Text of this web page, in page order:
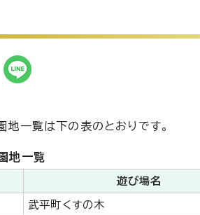
地一覧は下の表のとおりです。
地一覧
遊び場名
武平町くすの木